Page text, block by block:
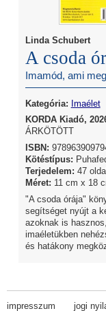
Linda Schubert
A csoda
Imamód, ami
Kategória: Imaélet
KORDA Kiadó,
ÁRKÖTÖTT
ISBN:
Kötéstípus:
Terjedelem: 47 oldal
Méret: 11 cm x 18
"A csoda órája"
segítséget nyújt a
azoknak is
imaéletükben
és hatákony
impresszum jogi